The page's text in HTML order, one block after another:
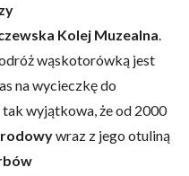
Kolej Muzealna.
wąskotorówką jest
na wycieczkę do
tak wyjątkowa, że od 2000
wraz z jego otuliną